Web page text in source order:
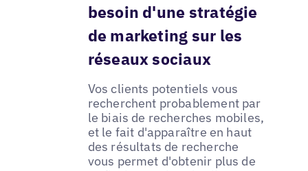
besoin d'une stratégie
de marketing sur les
réseaux sociaux
Vos clients potentiels vous
recherchent probablement par
le biais de recherches mobiles,
et le fait d'apparaître en haut
des résultats de recherche
vous permet d'obtenir plus de